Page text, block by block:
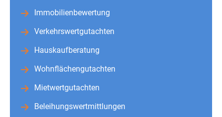
Immobilienbewertung
Verkehrswertgutachten
Hauskaufberatung
Wohnflächengutachten
Mietwertgutachten
Beleihungswertmittlungen